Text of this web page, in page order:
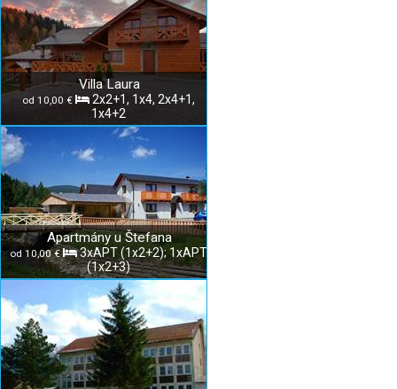
Villa Laura
od 10,00 €
2x2+1, 1x4, 2x4+1,
1x4+2
Apartmány u Štefana
od 10,00 €
3xAPT (1x2+2); 1xAPT
(1x2+3)